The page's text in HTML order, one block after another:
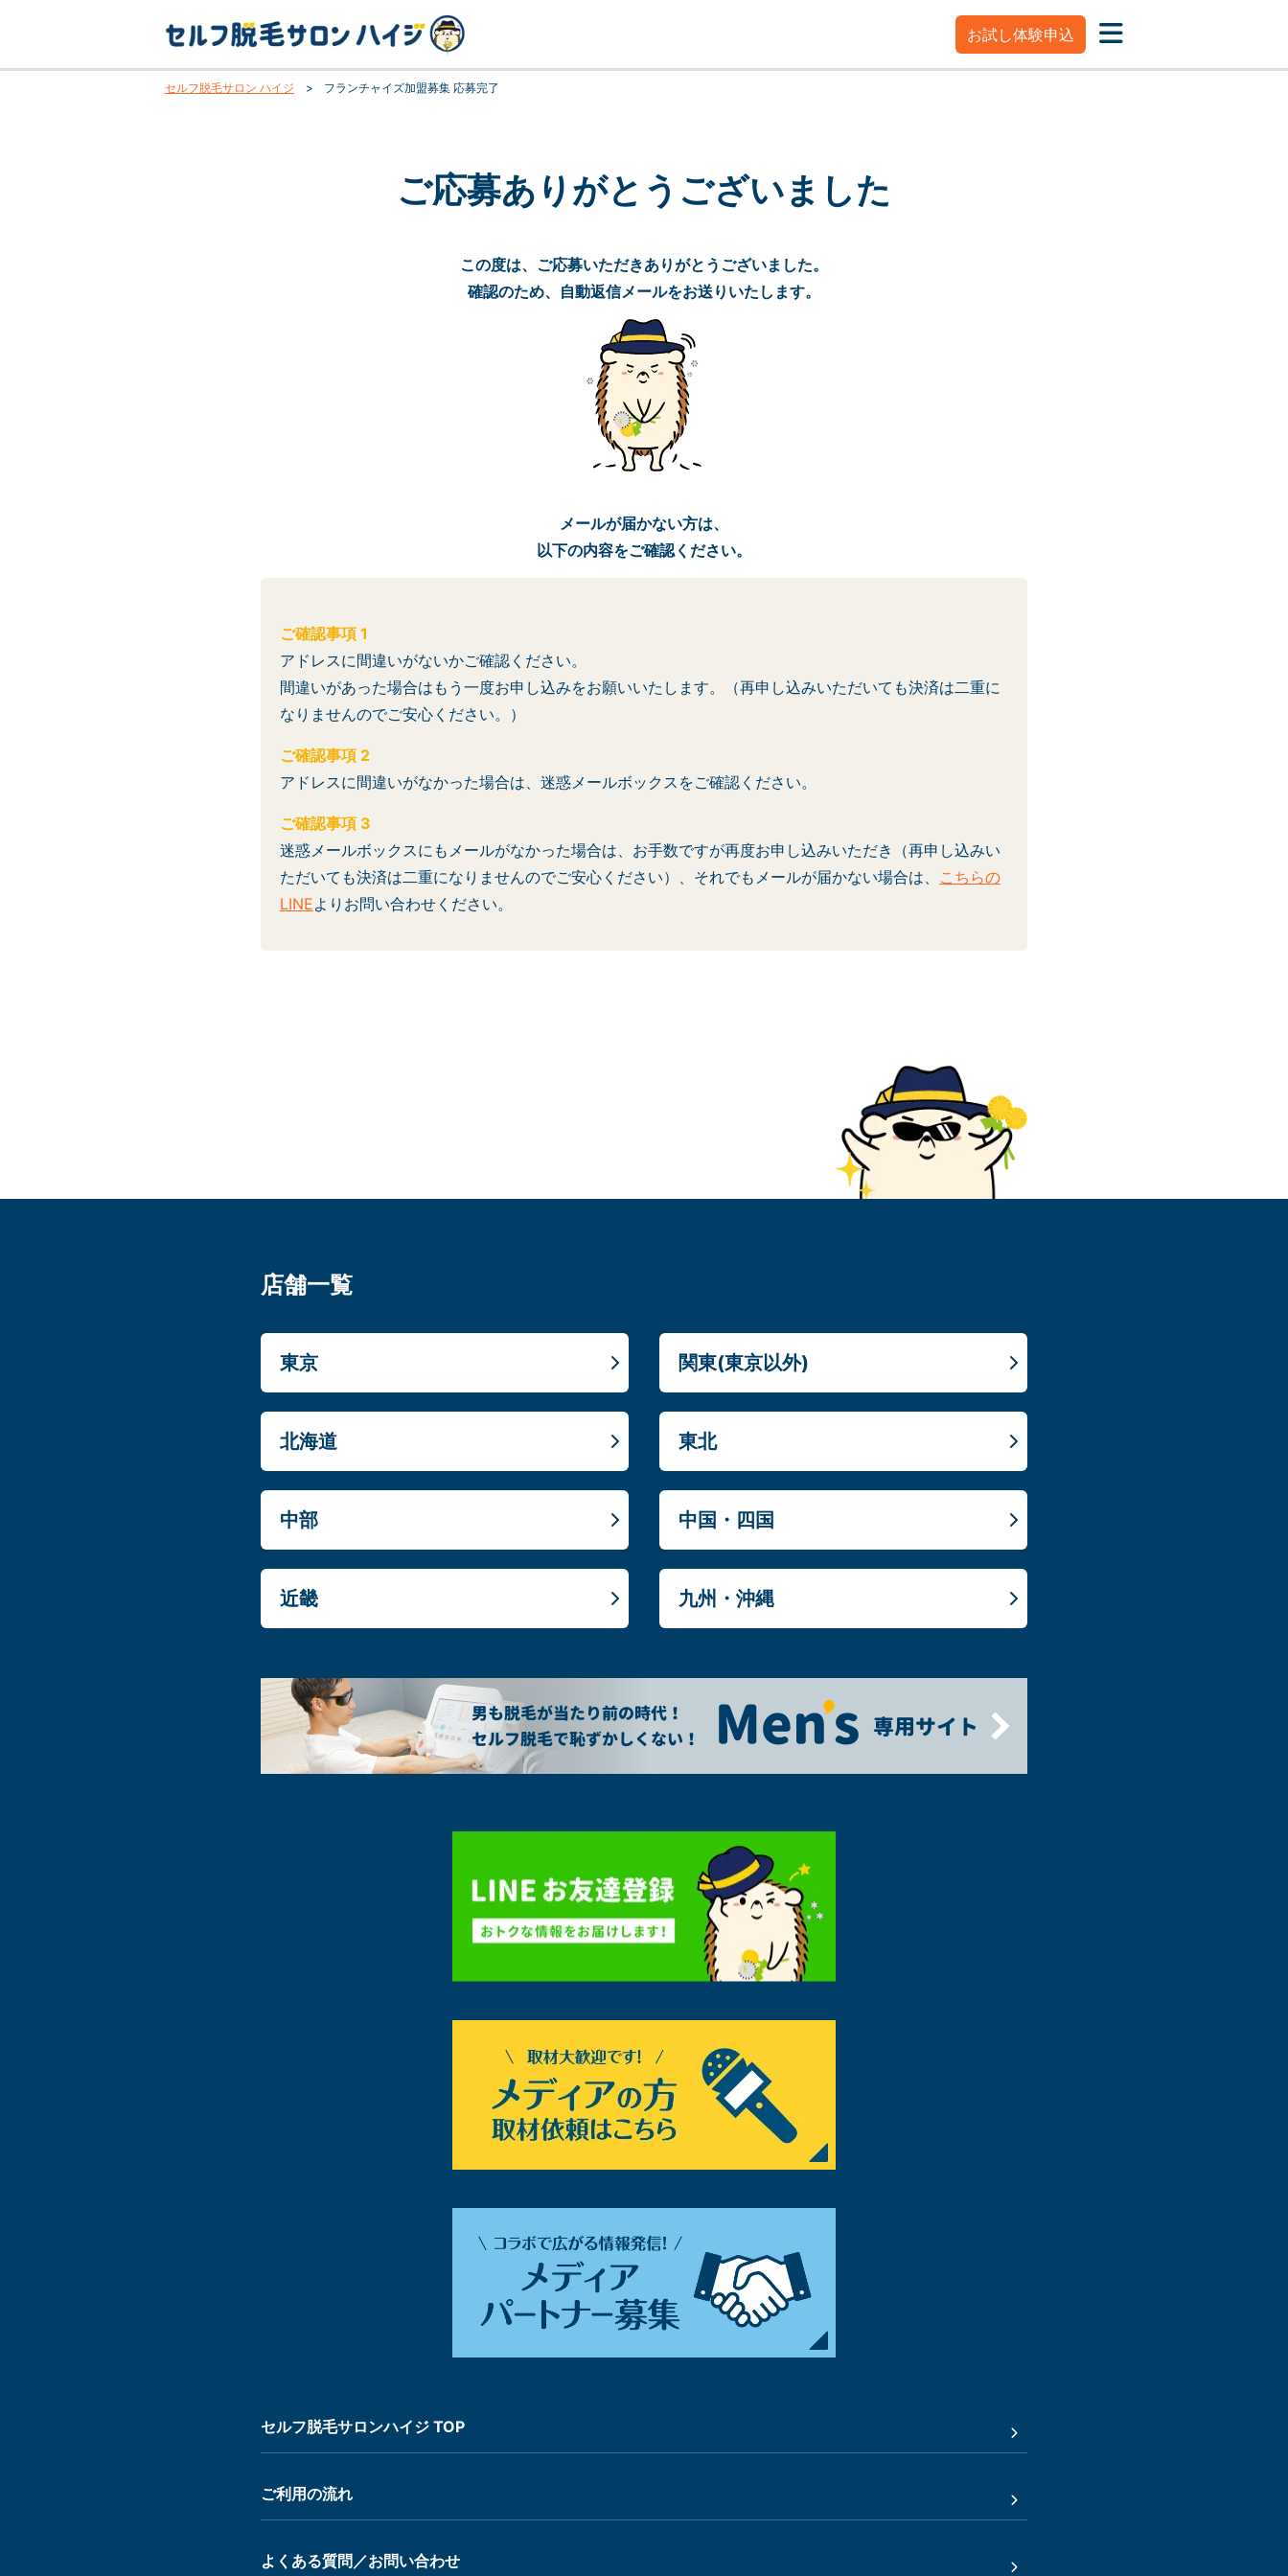
お試し体験申込
セルフ脱毛サロン ハイジ > フランチャイズ加盟募集 応募完了
ご応募ありがとうございました
この度は、ご応募いただきありがとうございました。
確認のため、自動返信メールをお送りいたします。
メールが届かない方は、
以下の内容をご確認ください。
ご確認事項 1
アドレスに間違いがないかご確認ください。
間違いがあった場合はもう一度お申し込みをお願いいたします。（再申し込みいただいても決済は二重に
なりませんのでご安心ください。）
ご確認事項 2
アドレスに間違いがなかった場合は、迷惑メールボックスをご確認ください。
ご確認事項 3
迷惑メールボックスにもメールがなかった場合は、お手数ですが再度お申し込みいただき（再申し込みい
ただいても決済は二重になりませんのでご安心ください）、それでもメールが届かない場合は、 こちらの
LINEよりお問い合わせください。
店舗一覧
東京 関東(東京以外)
北海道 東北
中部 中国・四国
近畿 九州・沖縄
セルフ脱毛サロンハイジ TOP
ご利用の流れ
よくある質問／お問い合わせ